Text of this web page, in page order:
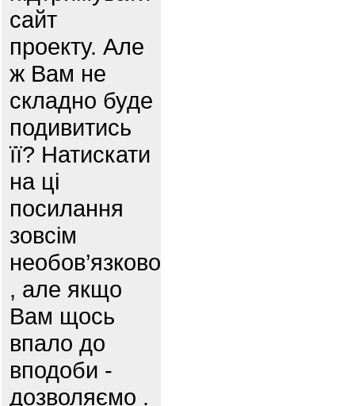
сайт
проекту. Але
ж Вам не
складно буде
подивитись
її? Натискати
на ці
посилання
зовсім
необов’язково
, але якщо
Вам щось
впало до
вподоби -
дозволяємо .